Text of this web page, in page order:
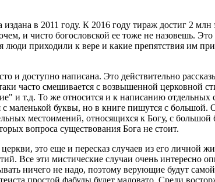
в 2011 году. К 2016 году тираж достиг 2
и чисто богословской ее тоже не назовешь.
приходили к вере и какие препятствия им
и доступно написана. Это действительно
часто смешивается с возвышенной церковной
т.д. То же относится и к написанию отдельных
маленькой буквы, но в книге пишутся с
местоимений, относящихся к Богу, с
вопроса существования Бога не стоит.
это еще и пересказ случаев из его личной
Все эти мистические случаи очень интересно
ничего не надо, поэтому верующие будут
простой фабулы будет маловато. Среди